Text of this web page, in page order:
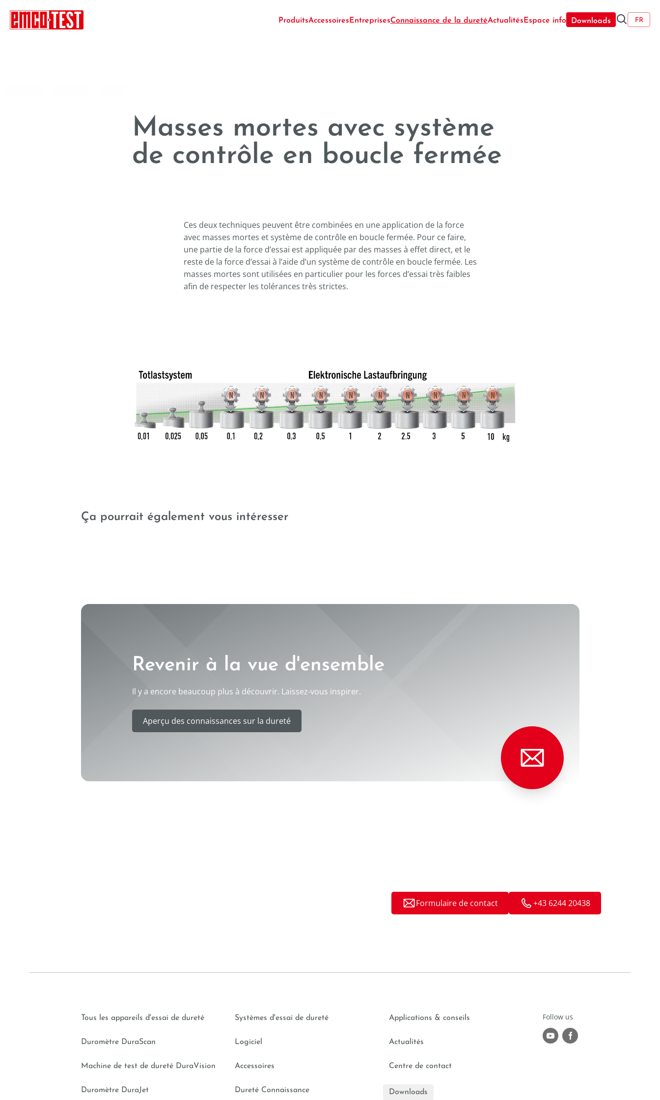
-------------
-------------
ProduitsAccessoires EntreprisesConnaissance de la duretéActualités Espace info Downloads 🔍 FR
Masses mortes avec système
de contrôle en boucle fermée
Ces deux techniques peuvent être combinées en une application de la force
avec masses mortes et système de contrôle en boucle fermée. Pour ce faire,
une partie de la force d’essai est appliquée par des masses à effet direct, et le
reste de la force d’essai à l’aide d’un système de contrôle en boucle fermée. Les
masses mortes sont utilisées en particulier pour les forces d’essai très faibles
afin de respecter les tolérances très strictes.
Ça pourrait également vous intéresser
assurent la qualité
de dureté
Revenir à la vue d'ensemble
Il y a encore beaucoup plus à découvrir. Laissez-vous inspirer.
Aperçu des connaissances sur la dureté
Formulaire de contact +43 6244 20438
Tous les appareils d'essai de dureté
Duromètre DuraScan
Machine de test de dureté DuraVision
Duromètre DuraJet
Systèmes d'essai de dureté
Logiciel
Accessoires
Dureté Connaissance
Applications & conseils
Actualités
Centre de contact
Downloads
Follow us